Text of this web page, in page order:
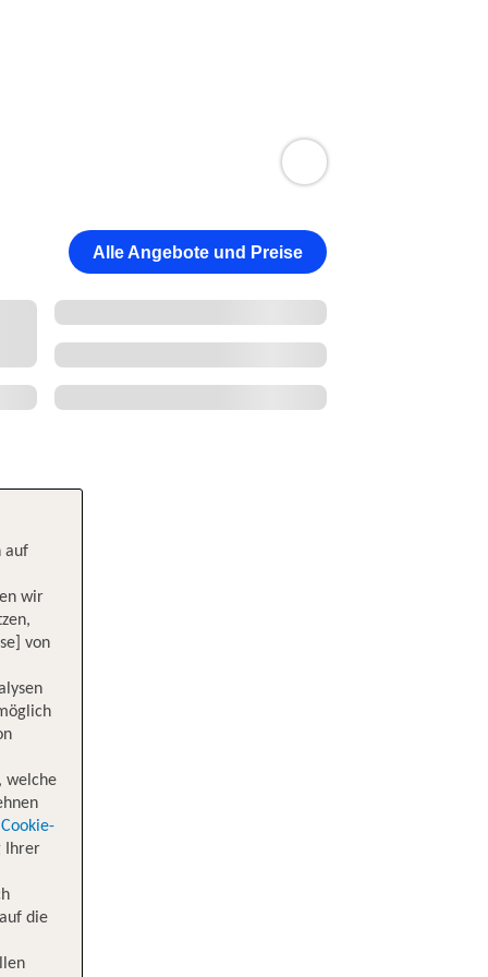
Alle Angebote und Preise
auf
wir
von
welche
Cookie-
Ihrer
die